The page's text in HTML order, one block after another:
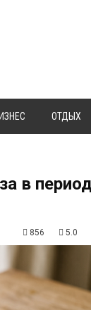
ОТДЫХ
в
856 5.0